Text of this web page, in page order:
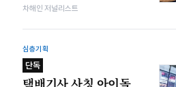
차해인 저널리스트
심층기획
단독
택배기사 사칭 아이돌